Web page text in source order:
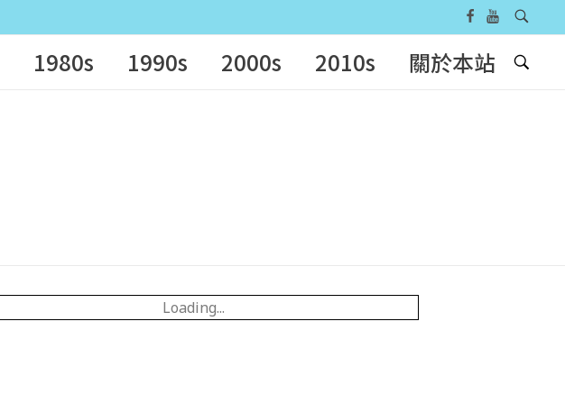
1980s 1990s 2000s 2010s 關於本站
Loading...